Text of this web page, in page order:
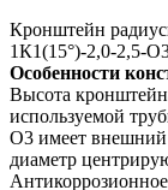
Кронштейн
1К1(15°)-2,0-2,5-
Особенности
Высота
используемой
О3 имеет внешний
диаметр